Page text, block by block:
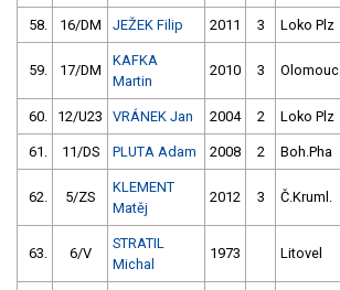
58. 16/DM JEŽEK Filip 2011 3 Loko Plz
59. 17/DM
KAFKA
Martin
2010 3 Olomouc
60. 12/U23 VRÁNEK Jan 2004 2 Loko Plz
61. 11/DS PLUTA Adam 2008 2 Boh.Pha
62. 5/ZS
KLEMENT
Matěj
2012 3 Č.Kruml.
63. 6/V
STRATIL
Michal
1973 Litovel